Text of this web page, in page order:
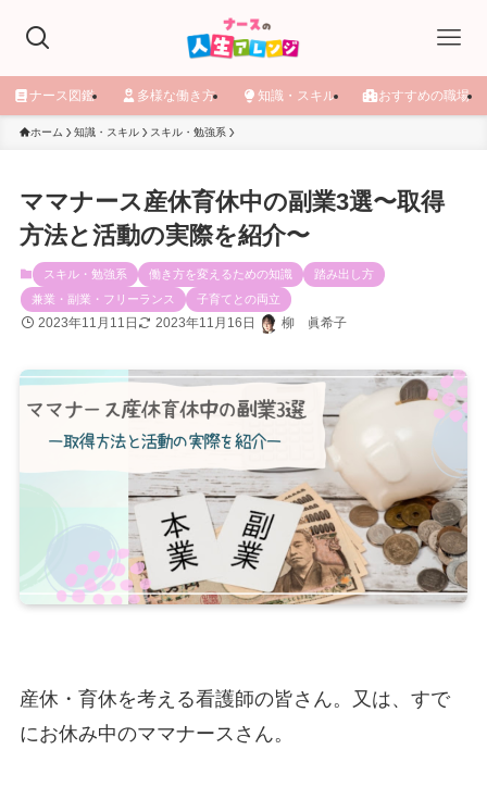
ナース図鑑 多様な働き方 知識・スキル おすすめの職場
ホーム 知識・スキル スキル・勉強系
ママナース産休育休中の副業3選〜取得
方法と活動の実際を紹介〜
スキル・勉強系 働き方を変えるための知識
踏み出し方
兼業・副業・フリーランス
子育てとの両立
2023年11月11日 2023年11月16日 柳 眞希子
産休・育休を考える看護師の皆さん。又は、すで
にお休み中のママナースさん。